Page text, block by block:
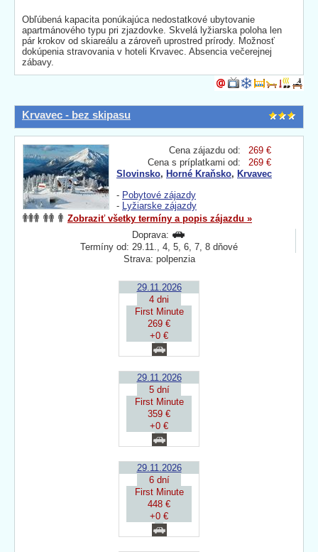
Obľúbená kapacita ponúkajúca nedostatkové ubytovanie
apartmánového typu pri zjazdovke. Skvelá lyžiarska poloha len
pár krokov od skiareálu a zároveň uprostred prírody. Možnosť
dokúpenia stravovania v hoteli Krvavec. Absencia večerejnej
zábavy.
Krvavec - bez skipasu
Cena zájazdu od:
269 €
Cena s príplatkami od:
269 €
Slovinsko, Horné Kraňsko, Krvavec
- Pobytové zájazdy
- Lyžiarske zájazdy
Zobraziť všetky termíny a popis zájazdu »
Doprava:
Termíny od: 29.11., 4, 5, 6, 7, 8 dňové
Strava: polpenzia
29.11.2026
4 dni
First Minute
269 €
+0 €
29.11.2026
5 dní
First Minute
359 €
+0 €
29.11.2026
6 dní
First Minute
448 €
+0 €